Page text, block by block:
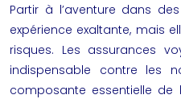
Partir à l’aventure dans
expérience exaltante, mais
risques. Les assurances
indispensable contre les
composante essentielle